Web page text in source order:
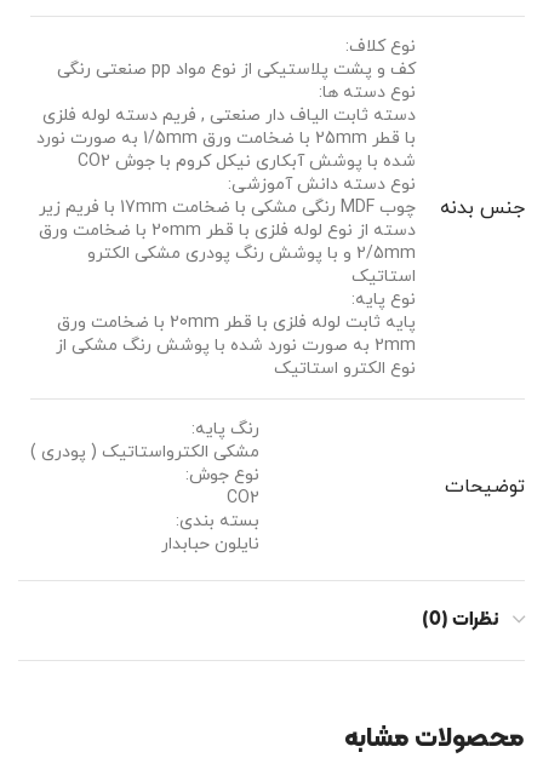
جنس بدنه
نوع کلاف:
کف و پشت پلاستیکی از نوع مواد pp صنعتی رنگی
نوع دسته ها:
دسته ثابت الیاف دار صنعتی , فریم دسته لوله فلزی
با قطر 25mm با ضخامت ورق 1/5mm به صورت نورد
شده با پوشش آبکاری نیکل کروم با جوش CO2
نوع دسته دانش آموزشی:
چوب MDF رنگی مشکی با ضخامت 17mm با فریم زیر
دسته از نوع لوله فلزی با قطر 20mm با ضخامت ورق
2/5mm و با پوشش رنگ پودری مشکی الکترو
استاتیک
نوع پایه:
پایه ثابت لوله فلزی با قطر 20mm با ضخامت ورق
2mm به صورت نورد شده با پوشش رنگ مشکی از
نوع الکترو استاتیک
توضیحات
رنگ پایه:
مشکی الکترواستاتیک ( پودری )
نوع جوش:
CO2
بسته بندی:
نایلون حبابدار
نظرات (0)
محصولات مشابه